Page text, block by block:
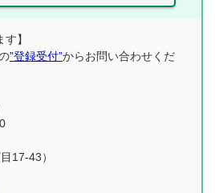
】
”登録受付”からお問い合わせくだ
17-43）